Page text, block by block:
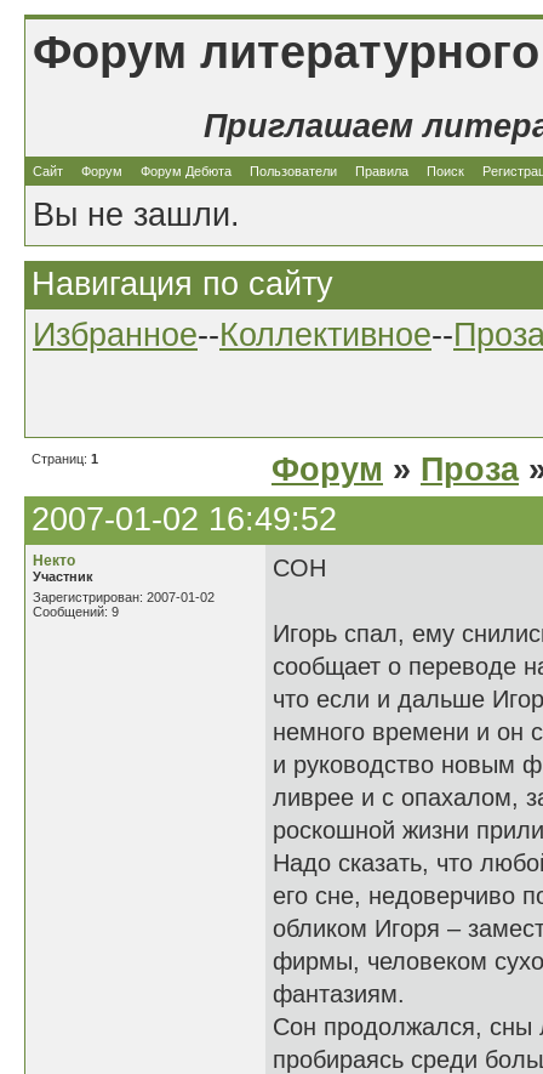
Форум
Приглашаем
Сайт Форум Форум Дебюта Пользователи Правила Поиск
Вы не зашли.
Навигация по сайту
Избранное--Коллективное--
Страниц: 1 Форум » Проза
2007-01-02 16:49:52
Некто
Участник
Зарегистрирован: 2007-01-02
Сообщений: 9
СОН
Игорь спал, ему
сообщает о переводе
что если и дальше
немного времени и он
и руководство новым
ливрее и с опахалом,
роскошной жизни
Надо сказать, что
его сне, недоверчиво
обликом Игоря –
фирмы, человеком
фантазиям.
Сон продолжался, сны
пробираясь среди